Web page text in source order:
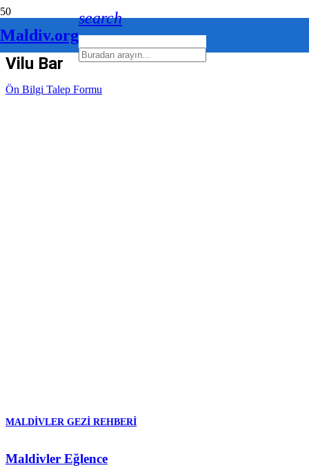
Maldiv.org
search
Vilu Bar
Ön Bilgi Talep Formu
MALDIVLER GEZI REHBERI
Maldivler Eğlence